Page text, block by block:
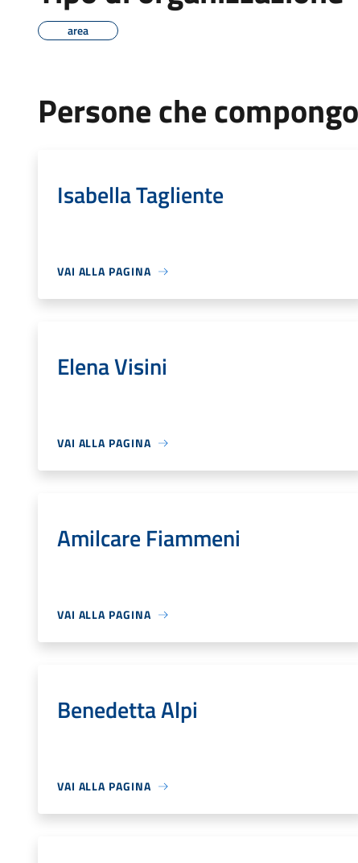
area
Persone che
Isabella Tagliente
VAI ALLA PAGINA
Elena Visini
VAI ALLA PAGINA
Amilcare Fiammeni
VAI ALLA PAGINA
Benedetta Alpi
VAI ALLA PAGINA